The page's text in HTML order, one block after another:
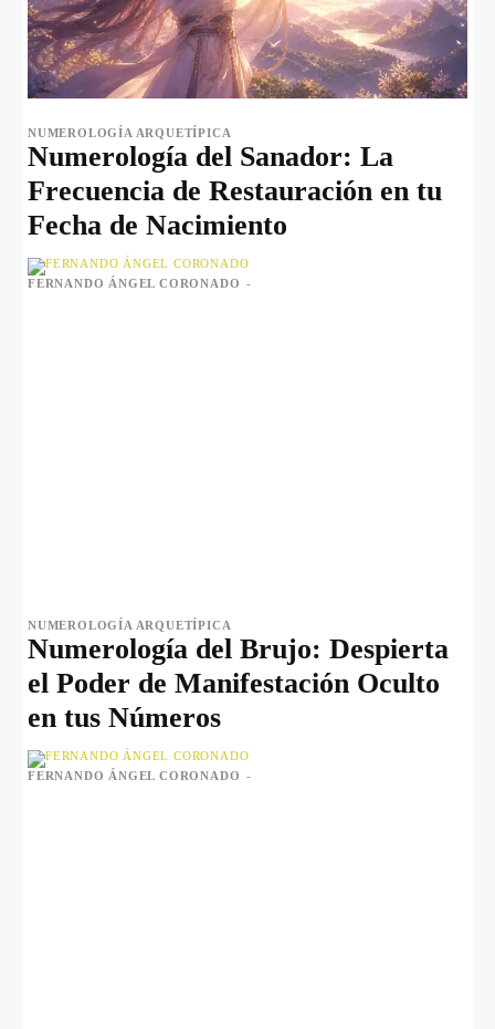
NUMEROLOGÍA ARQUETÍPICA
Numerología del Sanador: La
Frecuencia de Restauración en tu
Fecha de Nacimiento
FERNANDO ÁNGEL CORONADO -
NUMEROLOGÍA ARQUETÍPICA
Numerología del Brujo: Despierta
el Poder de Manifestación Oculto
en tus Números
FERNANDO ÁNGEL CORONADO -